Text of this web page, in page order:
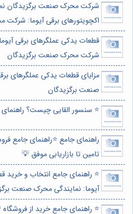
شرکت محرک صنعت برگزیدگان
اکچویتورهای برقی آیوما:
قطعات یدکی عملگرهای برقی‌
شرکت محرک صنعت برگزیدگان
مزایای قطعات یدکی عملگرهای
صنعت برگزیدگان
⭐️ سنسور القایی چیست؟
راهنمای جامع ⭐️راهنمای جامع
تامین تا بازاریابی موفق 💡
⭐️ راهنمای جامع انتخاب و خرید
آیوما: نمایندگی محرک صنعت